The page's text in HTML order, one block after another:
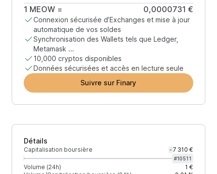
1 MEOW = 0,0000731 €
Connexion sécurisée d’Exchanges et mise à jour
automatique de vos soldes
Synchronisation des Wallets tels que Ledger,
Metamask ...
10,000 cryptos disponibles
Données sécurisées et accès en lecture seule
Suivre sur Finary
Détails
Capitalisation boursière - 7 310 €
#10511
Volume (24h)
1 €